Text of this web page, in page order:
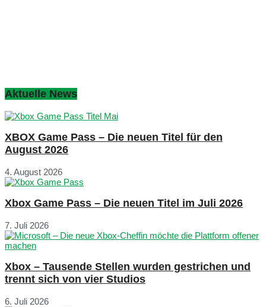
Aktuelle News
XBOX Game Pass – Die neuen Titel für den
August 2026
4. August 2026
Xbox Game Pass – Die neuen Titel im Juli 2026
7. Juli 2026
Xbox – Tausende Stellen wurden gestrichen und
trennt sich von vier Studios
6. Juli 2026